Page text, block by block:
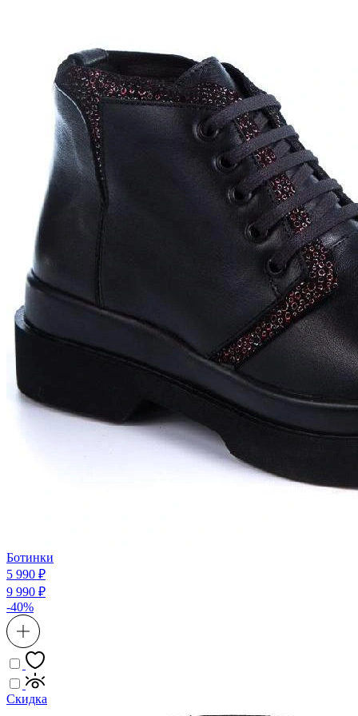
Ботинки
5 990 ₽
9 990 ₽
-40%
Скидка